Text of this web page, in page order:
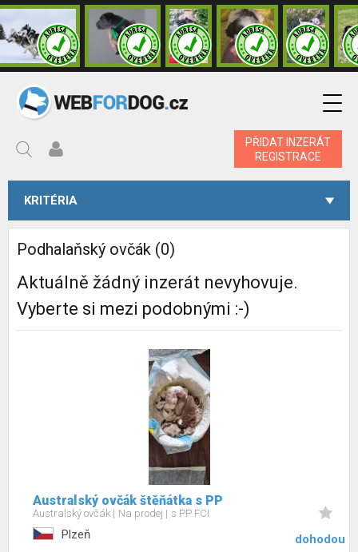
PŘIDAT INZERÁT
REGISTRACE
KRITÉRIA
Podhalaňský ovčák (0)
Aktuálně žádný inzerát nevyhovuje.
Vyberte si mezi podobnými :-)
Australský ovčák štěňátka s PP
Australský ovčák Na prodej s PP FCI
Plzeň dohodou